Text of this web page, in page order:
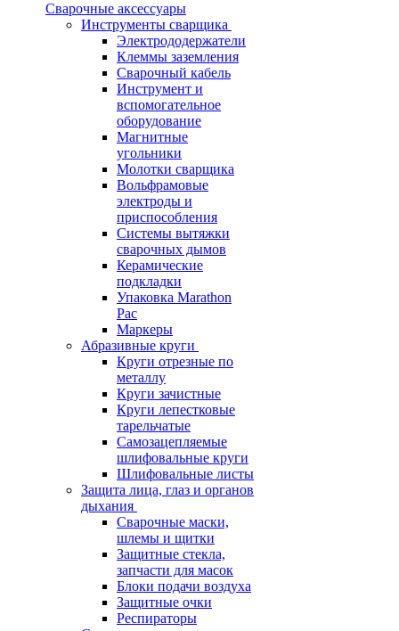
Сварочные аксессуары
Инструменты сварщика
Электрододержатели
Клеммы заземления
Сварочный кабель
Инструмент и
вспомогательное
оборудование
Магнитные
угольники
Молотки сварщика
Вольфрамовые
электроды и
приспособления
Системы вытяжки
сварочных дымов
Керамические
подкладки
Упаковка Marathon
Pac
Маркеры
Абразивные круги
Круги отрезные по
металлу
Круги зачистные
Круги лепестковые
тарельчатые
Самозацепляемые
шлифовальные круги
Шлифовальные листы
Защита лица, глаз и органов
дыхания
Сварочные маски,
шлемы и щитки
Защитные стекла,
запчасти для масок
Блоки подачи воздуха
Защитные очки
Респираторы